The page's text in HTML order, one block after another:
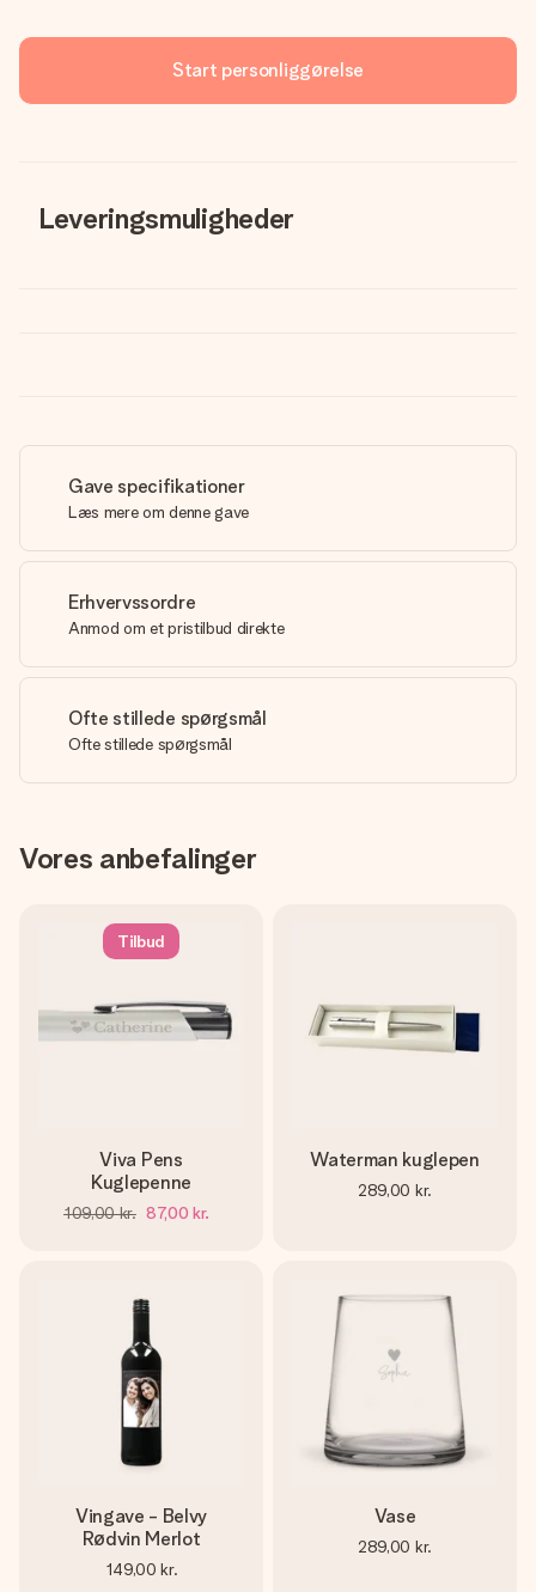
Start personliggørelse
Leveringsmuligheder
Gave specifikationer
Læs mere om denne gave
Erhvervssordre
Anmod om et pristilbud direkte
Ofte stillede spørgsmål
Ofte stillede spørgsmål
Vores anbefalinger
Tilbud
Viva Pens
Kuglepenne
109,00 kr. 87,00 kr.
Waterman kuglepen
289,00 kr.
Vingave - Belvy
Rødvin Merlot
149,00 kr.
Vase
289,00 kr.